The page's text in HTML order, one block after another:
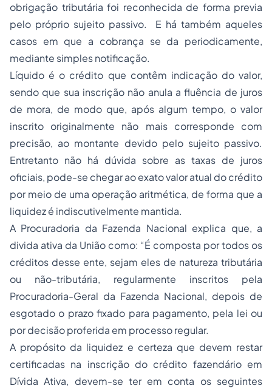
obrigação tributária foi reconhecida de forma previa
pelo próprio sujeito passivo. E há também aqueles
casos em que a cobrança se da periodicamente,
mediante simples notificação.
Líquido é o crédito que contêm indicação do valor,
sendo que sua inscrição não anula a fluência de juros
de mora, de modo que, após algum tempo, o valor
inscrito originalmente não mais corresponde com
precisão, ao montante devido pelo sujeito passivo.
Entretanto não há dúvida sobre as taxas de juros
oficiais, pode-se chegar ao exato valor atual do crédito
por meio de uma operação aritmética, de forma que a
liquidez é indiscutivelmente mantida.
A Procuradoria da Fazenda Nacional explica que, a
divida ativa da União como: “É composta por todos os
créditos desse ente, sejam eles de natureza tributária
ou não-tributária, regularmente inscritos pela
Procuradoria-Geral da Fazenda Nacional, depois de
esgotado o prazo fixado para pagamento, pela lei ou
por decisão proferida em processo regular.
A propósito da liquidez e certeza que devem restar
certificadas na inscrição do crédito fazendário em
Dívida Ativa, devem-se ter em conta os seguintes